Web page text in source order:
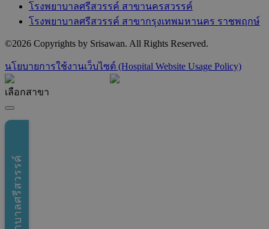
โรงพยาบาลศรีสวรรค์ สาขานครสวรรค์
โรงพยาบาลศรีสวรรค์ สาขากรุงเทพมหานคร ราชพฤกษ์
©2026 Copyrights by Srisawan. All Rights Reserved.
นโยบายการใช้งานเว็บไซต์ (Hospital Website Usage Policy)
เลือกสาขา